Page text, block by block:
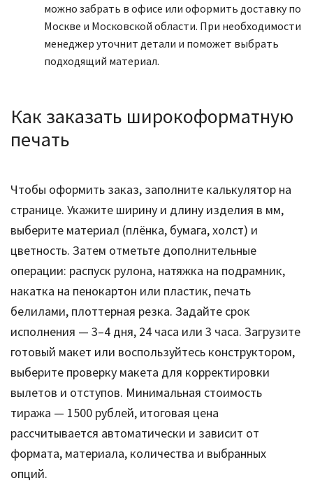
можно забрать в офисе или оформить доставку по
Москве и Московской области. При необходимости
менеджер уточнит детали и поможет выбрать
подходящий материал.
Как заказать широкоформатную
печать
Чтобы оформить заказ, заполните калькулятор на
странице. Укажите ширину и длину изделия в мм,
выберите материал (плёнка, бумага, холст) и
цветность. Затем отметьте дополнительные
операции: распуск рулона, натяжка на подрамник,
накатка на пенокартон или пластик, печать
белилами, плоттерная резка. Задайте срок
исполнения — 3–4 дня, 24 часа или 3 часа. Загрузите
готовый макет или воспользуйтесь конструктором,
выберите проверку макета для корректировки
вылетов и отступов. Минимальная стоимость
тиража — 1500 рублей, итоговая цена
рассчитывается автоматически и зависит от
формата, материала, количества и выбранных
опций.